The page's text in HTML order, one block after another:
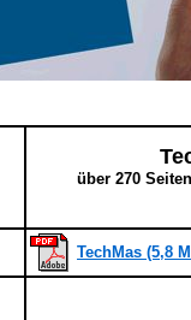
über 270
TechMas (5,8